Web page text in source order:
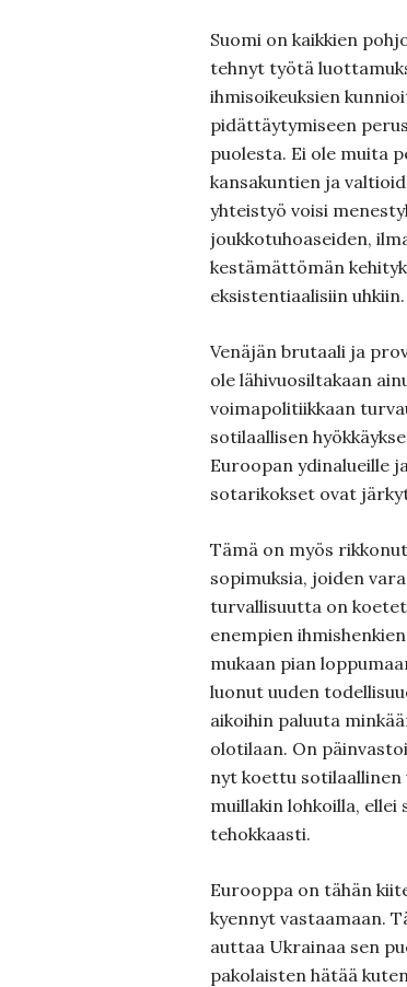
Suomi on kaikkien
tehnyt työtä
ihmisoikeuksien
pidättäytymiseen
puolesta. Ei ole muita
kansakuntien ja
yhteistyö voisi
joukkotuhoaseiden,
kestämättömän
eksistentiaalisiin uhkiin.
Venäjän brutaali ja
ole lähivuosiltakaan
voimapolitiikkaan
sotilaallisen
Euroopan ydinalueille
sotarikokset ovat
Tämä on myös
sopimuksia, joiden
turvallisuutta on
enempien
mukaan pian
luonut uuden
aikoihin paluuta
olotilaan. On
nyt koettu sotilaallinen
muillakin lohkoilla,
tehokkaasti.
Eurooppa on tähän
kyennyt vastaamaan.
auttaa Ukrainaa sen
pakolaisten hätää